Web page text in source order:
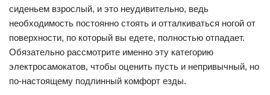
сиденьем взрослый, и это неудивительно, ведь
необходимость постоянно стоять и отталкиваться ногой от
поверхности, по который вы едете, полностью отпадает.
Обязательно рассмотрите именно эту категорию
электросамокатов, чтобы оценить пусть и непривычный, но
по-настоящему подлинный комфорт езды.